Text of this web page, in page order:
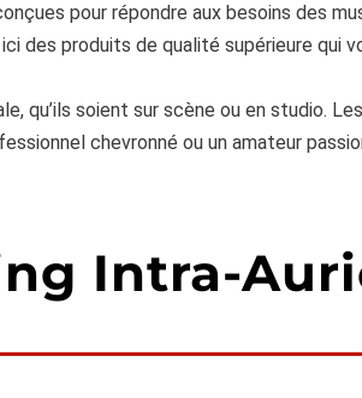
pour répondre aux besoins des
des produits de qualité supérieure qui
qu’ils soient sur scène ou en studio.
chevronné ou un amateur
Intra-